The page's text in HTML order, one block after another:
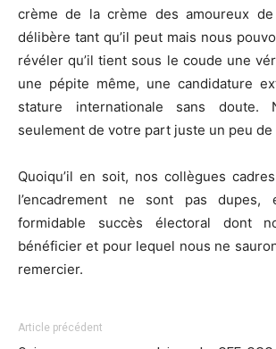
crème de la crème des amoureux de
délibère tant qu’il peut mais nous
révéler qu’il tient sous le coude une
une pépite même, une candidature
stature internationale sans doute.
seulement de votre part juste un peu
Quoiqu’il en soit, nos collègues
l’encadrement ne sont pas dupes,
formidable succès électoral dont
bénéficier et pour lequel nous ne
remercier.
Article précédent